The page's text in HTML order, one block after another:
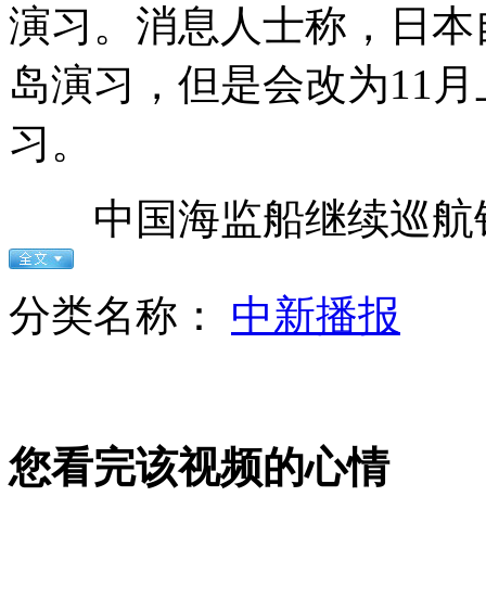
女孩北京地铁殴打老人 痛下狠手拳打脚踢
演习。消息人士称，日
岛演习，但是会改为11
习。
中国海监船继续巡航
分类名称： 中新播报
您看完该视频的心情